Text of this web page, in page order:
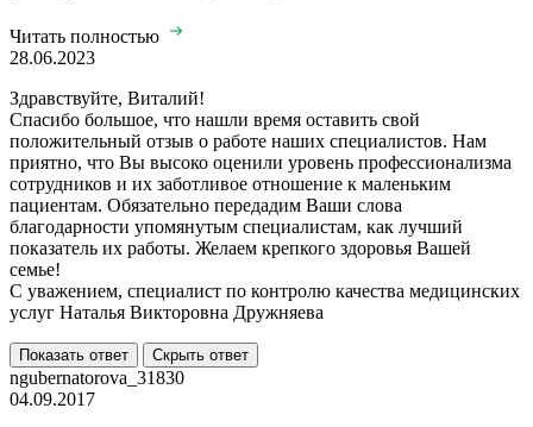
Читать полностью
28.06.2023
Здравствуйте, Виталий!
Спасибо большое, что нашли время оставить свой
положительный отзыв о работе наших специалистов. Нам
приятно, что Вы высоко оценили уровень профессионализма
сотрудников и их заботливое отношение к маленьким
пациентам. Обязательно передадим Ваши слова
благодарности упомянутым специалистам, как лучший
показатель их работы. Желаем крепкого здоровья Вашей
семье!
С уважением, специалист по контролю качества медицинских
услуг Наталья Викторовна Дружняева
Показать ответ Скрыть ответ
ngubernatorova_31830
04.09.2017